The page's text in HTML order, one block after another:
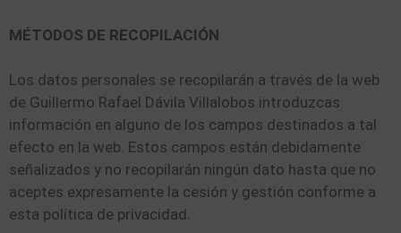
MÉTODOS DE RECOPILACIÓN
Los datos personales se recopilarán a través de la web
de Guillermo Rafael Dávila Villalobos introduzcas
información en alguno de los campos destinados a tal
efecto en la web. Estos campos están debidamente
señalizados y no recopilarán ningún dato hasta que no
aceptes expresamente la cesión y gestión conforme a
esta política de privacidad.